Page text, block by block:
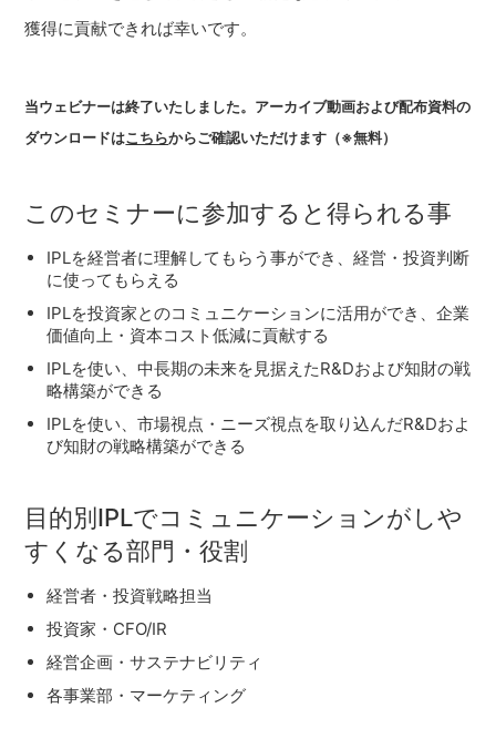
獲得に貢献できれば幸いです。
当ウェビナーは終了いたしました。アーカイブ動画および配布資料の
ダウンロードはこちらからご確認いただけます（※無料）
このセミナーに参加すると得られる事
IPLを経営者に理解してもらう事ができ、経営・投資判断
に使ってもらえる
IPLを投資家とのコミュニケーションに活用ができ、企業
価値向上・資本コスト低減に貢献する
IPLを使い、中長期の未来を見据えたR&Dおよび知財の戦
略構築ができる
IPLを使い、市場視点・ニーズ視点を取り込んだR&Dおよ
び知財の戦略構築ができる
目的別IPLでコミュニケーションがしや
すくなる部門・役割
経営者・投資戦略担当
投資家・CFO/IR
経営企画・サステナビリティ
各事業部・マーケティング